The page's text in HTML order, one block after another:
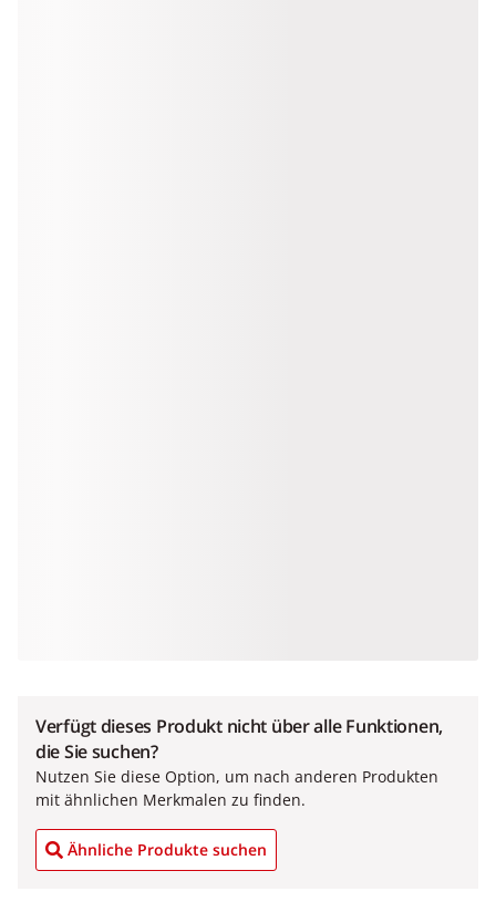
Verfügt dieses Produkt nicht über alle Funktionen,
die Sie suchen?
Nutzen Sie diese Option, um nach anderen Produkten
mit ähnlichen Merkmalen zu finden.
Ähnliche Produkte suchen